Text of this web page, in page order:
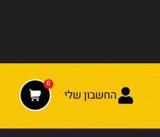
החשבון שלי
0